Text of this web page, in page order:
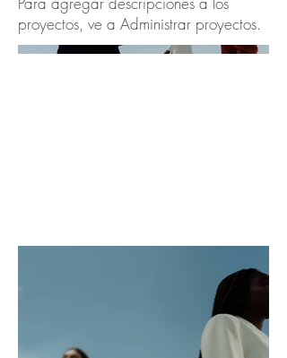
proyectos, ve a Administrar proyectos.